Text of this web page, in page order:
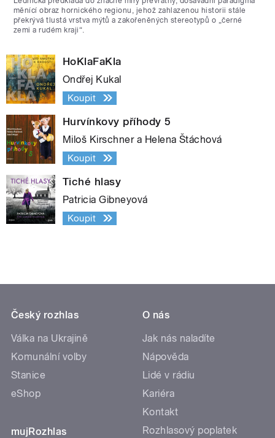
měnící obraz hornického regionu, jehož zahlazenou historii stále
překrývá tlustá vrstva mýtů a zakořeněných stereotypů o „černé
zemi a rudém kraji“.
HoKlaFaKla
Ondřej Kukal
Koupit
Hurvínkovy příhody 5
Miloš Kirschner a Helena Štáchová
Koupit
Tiché hlasy
Patricia Gibneyová
Koupit
Český rozhlas
Válka na Ukrajině
Komunální volby
Stanice
eShop
mujRozhlas
O nás
Jak nás naladíte
Nápověda
Lidé v rádiu
Kariéra
Kontakt
Rozhlasový poplatek